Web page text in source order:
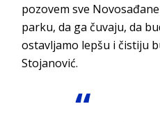
pozovem sve
parku, da ga čuvaju, da
ostavljamo lepšu i čistiju
Stojanović.